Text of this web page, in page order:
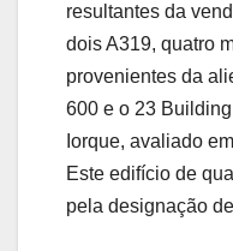
resultantes da
dois A319, quatro
provenientes da
600 e o 23
Iorque, avaliado
Este edifício de
pela designação